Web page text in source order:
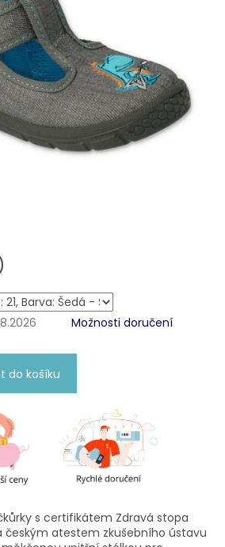
Možnosti doručení
do košíku
s certifikátem Zdravá stopa
českým atestem zkušebního ústavu